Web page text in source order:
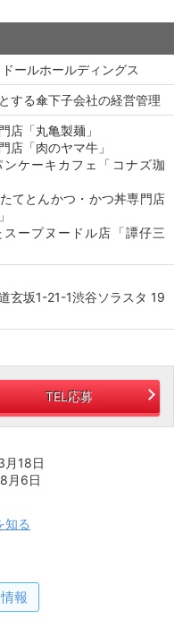
ールホールディングス
する傘下子会社の経営管理
店「丸亀製麺」
店「肉のヤマ牛」
ケーキカフェ「コナズ珈
てとんかつ・かつ丼専門店
ープヌードル店「譚仔三
玄坂1-21-1渋谷ソラスタ 19
TEL応募
月18日
月6日
知る
報